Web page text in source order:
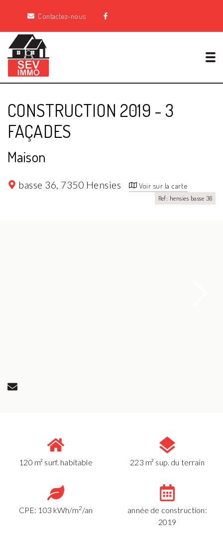
Contactez-nous
CONSTRUCTION 2019 - 3
FAÇADES
Maison
basse 36, 7350 Hensies Voir sur la carte
Ref: hensies basse 36
120 m² surf. habitable 223 m² sup. du terrain
CPE: 103 kWh/m2/an
année de construction:
2019